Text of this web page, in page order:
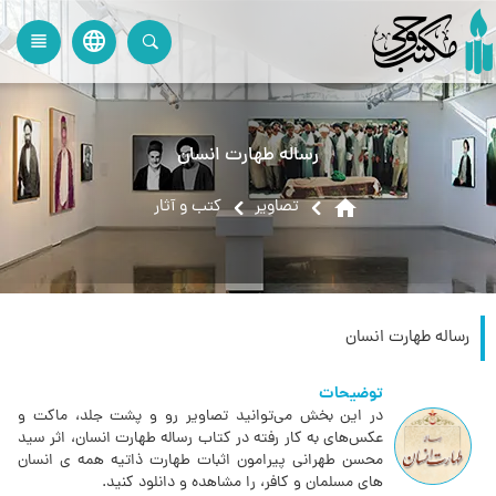
language
view_headline
رساله طهارت انسان
home تصاویر کتب و آثار
رساله طهارت انسان
توضیحات
در این بخش می‌توانید تصاویر رو و پشت جلد، ماکت و
عکس‌های به کار رفته در کتاب رساله طهارت انسان، اثر سید
محسن طهرانی پیرامون اثبات طهارت ذاتیه همه ی انسان
های مسلمان و کافر، را مشاهده و دانلود کنید.